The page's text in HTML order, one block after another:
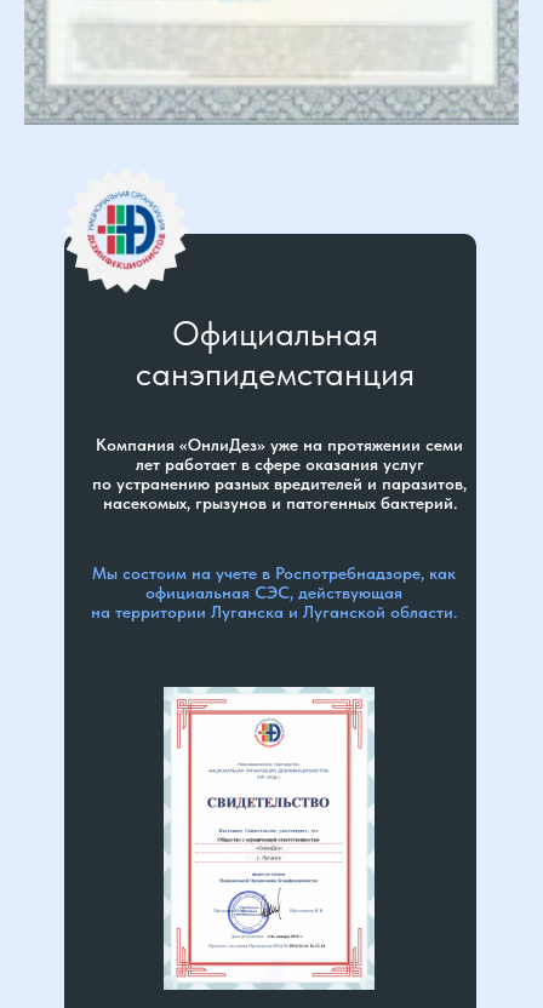
Официальная
санэпидемстанция
Компания «ОнлиДез» уже на протяжении семи
лет работает в сфере оказания услуг
по устранению разных вредителей и паразитов,
насекомых, грызунов и патогенных бактерий.
Мы состоим на учете в Роспотребнадзоре, как
официальная СЭС, действующая
на территории Луганска и Луганской области.